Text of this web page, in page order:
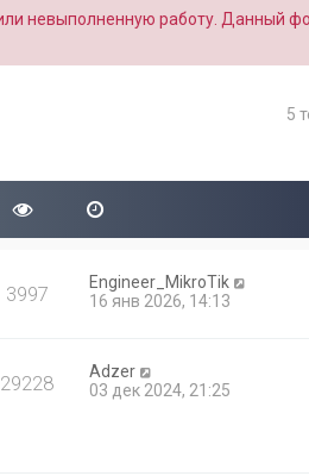
невыполненную работу. Данный
5
3997
Engineer_MikroTik
16 янв 2026, 14:13
29228
Adzer
03 дек 2024, 21:25